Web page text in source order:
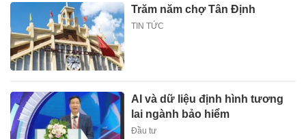
Trăm năm chợ Tân Định
TIN TỨC
AI và dữ liệu định hình tương
lai ngành bảo hiểm
Đầu tư